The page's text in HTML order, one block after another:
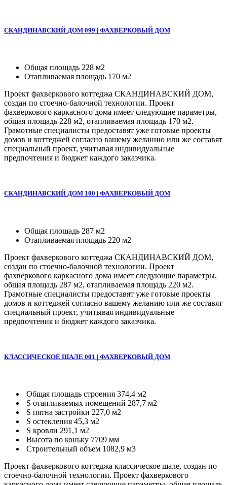
СКАНДИНАВСКИЙ ДОМ 099 | ФАХВЕРКОВЫЙ ДОМ
Общая площадь 228 м2
Отапливаемая площадь 170 м2
Проект фахверкового коттеджа СКАНДИНАВСКИЙ ДОМ,
создан по стоечно-балочной технологии. Проект
фахверкового каркасного дома имеет следующие параметры,
общая площадь 228 м2, отапливаемая площадь 170 м2.
Грамотные специалисты предоставят уже готовые проекты
домов и коттеджей согласно вашему желанию или же составят
специальный проект, учитывая индивидуальные
предпочтения и бюджет каждого заказчика.
СКАНДИНАВСКИЙ ДОМ 100 | ФАХВЕРКОВЫЙ ДОМ
Общая площадь 287 м2
Отапливаемая площадь 220 м2
Проект фахверкового коттеджа СКАНДИНАВСКИЙ ДОМ,
создан по стоечно-балочной технологии. Проект
фахверкового каркасного дома имеет следующие параметры,
общая площадь 287 м2, отапливаемая площадь 220 м2.
Грамотные специалисты предоставят уже готовые проекты
домов и коттеджей согласно вашему желанию или же составят
специальный проект, учитывая индивидуальные
предпочтения и бюджет каждого заказчика.
КЛАССИЧЕСКОЕ ШАЛЕ 001 | ФАХВЕРКОВЫЙ ДОМ
Общая площадь строения 374,4 м2
S отапливаемых помещений 287,7 м2
S пятна застройки 227,0 м2
S остекления 45,3 м2
S кровли 291,1 м2
Высота по коньку 7709 мм
Строительный объем 1082,9 м3
Проект фахверкового коттеджа классическое шале, создан по
стоечно-балочной технологии. Проект фахверкового